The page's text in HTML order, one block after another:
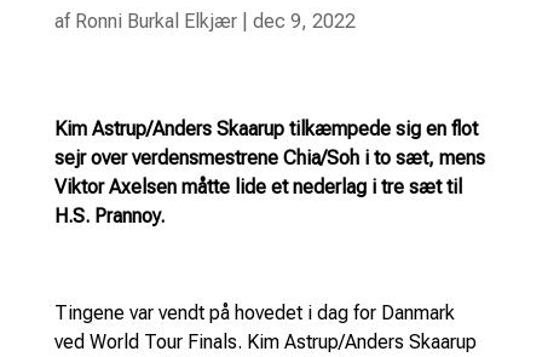
af Ronni Burkal Elkjær| dec 9, 2022
Kim Astrup/Anders Skaarup tilkæmpede sig en flot
sejr over verdensmestrene Chia/Soh i to sæt, mens
Viktor Axelsen måtte lide et nederlag i tre sæt til
H.S. Prannoy.
Tingene var vendt på hovedet i dag for Danmark
ved World Tour Finals. Kim Astrup/Anders Skaarup